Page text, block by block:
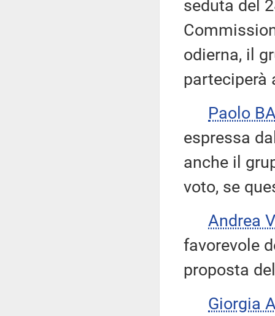
seduta del
odierna, il
parteciperà
Paolo
espressa
anche il
voto, se
Andrea
favorevole
proposta
Giorgia